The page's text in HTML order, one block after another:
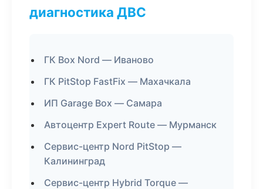
диагностика ДВС
ГК Box Nord — Иваново
ГК PitStop FastFix — Махачкала
ИП Garage Box — Самара
Автоцентр Expert Route — Мурманск
Сервис-центр Nord PitStop —
Калининград
Сервис-центр Hybrid Torque —